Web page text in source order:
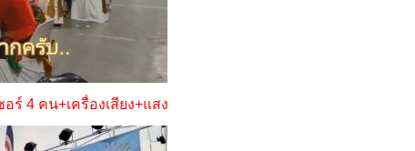
ร์ 4 คน+เครื่องเสียง+แสง